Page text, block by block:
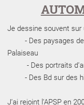
Je dessine souvent
- Des paysages
Palaiseau
- Des portraits
- Des Bd sur des
J’ai rejoint l’APSP en